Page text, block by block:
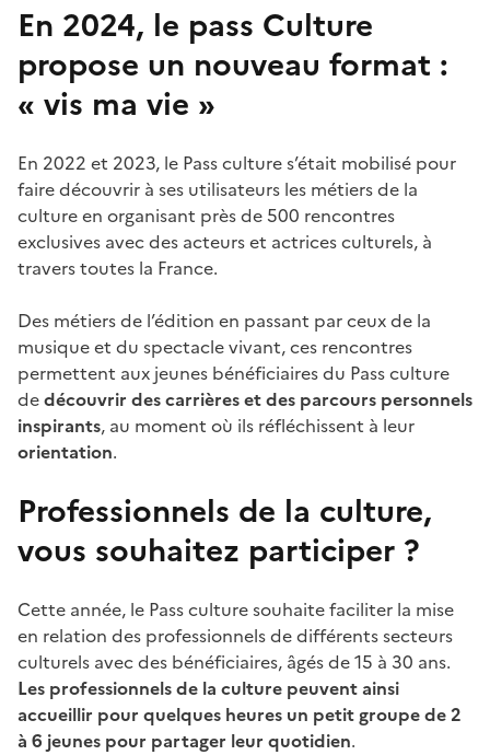
En 2024, le pass Culture
propose un nouveau format :
« vis ma vie »
En 2022 et 2023, le Pass culture s’était mobilisé pour
faire découvrir à ses utilisateurs les métiers de la
culture en organisant près de 500 rencontres
exclusives avec des acteurs et actrices culturels, à
travers toutes la France.
Des métiers de l’édition en passant par ceux de la
musique et du spectacle vivant, ces rencontres
permettent aux jeunes bénéficiaires du Pass culture
dedécouvrir des carrières et des parcours personnels
inspirants, au moment où ils réfléchissent à leur
orientation.
Professionnels de la culture,
vous souhaitez participer ?
Cette année, le Pass culture souhaite faciliter la mise
en relation des professionnels de différents secteurs
culturels avec des bénéficiaires, âgés de 15 à 30 ans.
Les professionnels de la culture peuvent ainsi
accueillir pour quelques heures un petit groupe de 2
à 6 jeunes pour partager leur quotidien.